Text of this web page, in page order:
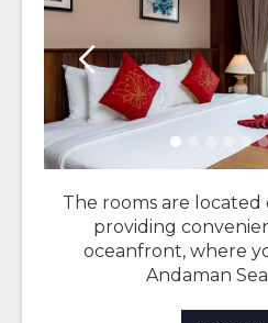
The rooms are
providing
oceanfront, where
Andaman